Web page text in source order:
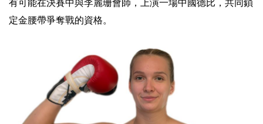
有可能在決賽中與李麗珊會師，上演一場中國德比，共同鎖
定金腰帶爭奪戰的資格。